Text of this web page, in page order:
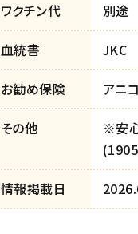
ワクチン代 別途
血統書 JKC
お勧め保険 アニ
その他
※安
情報掲載日